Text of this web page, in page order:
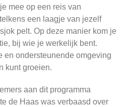
mee op een reis van
een laagje van jezelf
pelt. Op deze manier kom je
bij wie je werkelijk bent.
en ondersteunende omgeving
kunt groeien.
aan dit programma
de Haas was verbaasd over